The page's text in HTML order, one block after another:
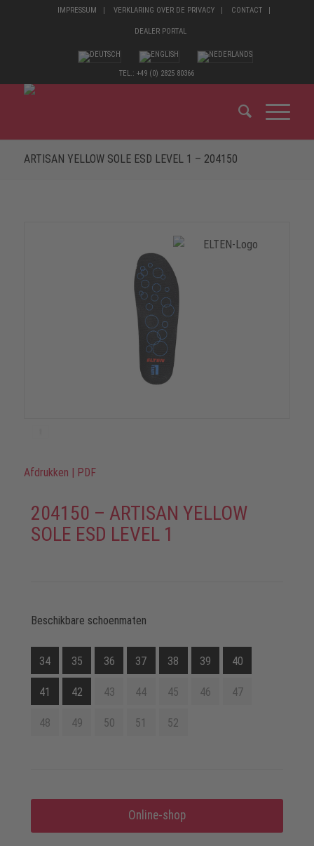
IMPRESSUM VERKLARING OVER DE PRIVACY CONTACT
DEALER PORTAL
TEL.: +49 (0) 2825 80366
ARTISAN YELLOW SOLE ESD LEVEL 1 – 204150
Afdrukken PDF
204150 – ARTISAN YELLOW
SOLE ESD LEVEL 1
Beschikbare schoenmaten
34 35 36 37 38 39 40
41 42 43 44 45 46 47
48 49 50 51 52
Online-shop